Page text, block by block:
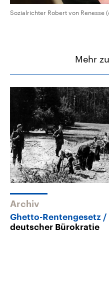
Sozialrichter Robert von
Mehr
Archiv
Ghetto-Rentengesetz
deutscher Bürokratie